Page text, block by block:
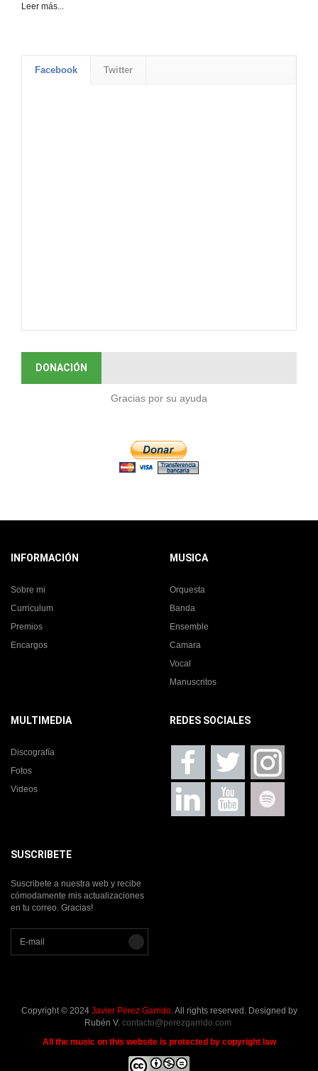
Leer más...
Facebook Twitter
DONACIÓN
Gracias por su ayuda
INFORMACIÓN
Sobre mi
Curriculum
Premios
Encargos
MUSICA
Orquesta
Banda
Ensemble
Camara
Vocal
Manuscritos
MULTIMEDIA
Discografía
Fotos
Videos
REDES SOCIALES
SUSCRIBETE
Suscribete a nuestra web y recibe
cómodamente mis actualizaciones
en tu correo. Gracias!
Copyright © 2024 Javier Pérez Garrido. All rights reserved. Designed by
Rubén V. contacto@perezgarrido.com
All the music on this website is protected by copyright law